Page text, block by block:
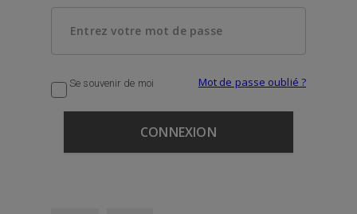
Se souvenir de moi Mot de passe oublié ?